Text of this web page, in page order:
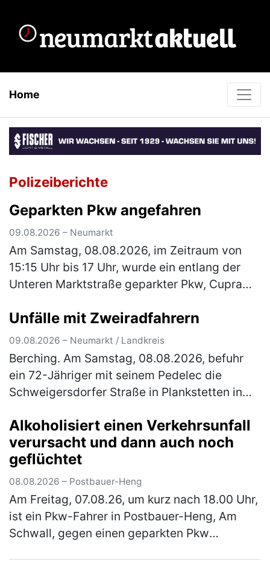
Home
Polizeiberichte
Geparkten Pkw angefahren
09.08.2026 – Neumarkt
Am Samstag, 08.08.2026, im Zeitraum von
15:15 Uhr bis 17 Uhr, wurde ein entlang der
Unteren Marktstraße geparkter Pkw, Cupra
angefahren. Der Unfallverursa…(mehr)
Unfälle mit Zweiradfahrern
09.08.2026 – Neumarkt / Landkreis
Berching. Am Samstag, 08.08.2026, befuhr
ein 72-Jähriger mit seinem Pedelec die
Schweigersdorfer Straße in Plankstetten in
Fahrfehlers alleinbeteiligt s…(mehr)
Alkoholisiert einen Verkehrsunfall
verursacht und dann auch noch
geflüchtet
08.08.2026 – Postbauer-Heng
Am Freitag, 07.08.26, um kurz nach 18.00 Uhr,
ist ein Pkw-Fahrer in Postbauer-Heng, Am
Schwall, gegen einen geparkten Pkw